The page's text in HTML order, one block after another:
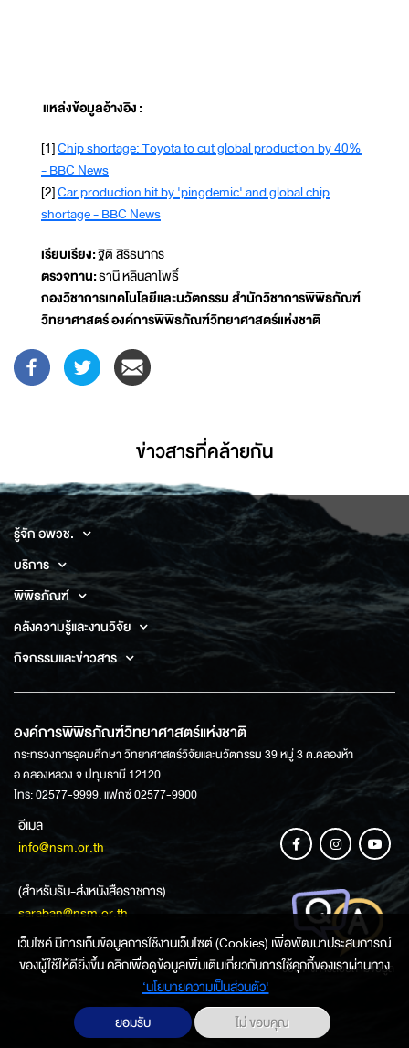
แหล่งข้อมูลอ้างอิง:
[1]Chip shortage: Toyota to cut global production by 40%
- BBC News
[2]Car production hit by 'pingdemic' and global chip
shortage - BBC News
เรียบเรียง:ฐิติ สิริธนากร
ตรวจทาน:ธานี หลินลาโพธิ์
กองวิชาการเทคโนโลยีและนวัตกรรม สำนักวิชาการพิพิธภัณฑ์
วิทยาศาสตร์ องค์การพิพิธภัณฑ์วิทยาศาสตร์แห่งชาติ
ข่าวสารที่่คล้ายกัน
รู้จัก อพวช.
บริการ
พิพิธภัณฑ์
คลังความรู้และงานวิจัย
กิจกรรมและข่าวสาร
องค์การพิพิธภัณฑ์วิทยาศาสตร์แห่งชาติ
กระทรวงการอุดมศึกษา วิทยาศาสตร์วิจัยและนวัตกรรม 39 หมู่ 3 ต.คลองห้า
อ.คลองหลวง จ.ปทุมธานี 12120
โทร: 02577-9999, แฟกซ์ 02577-9900
อีเมล
info@nsm.or.th
(สำหรับรับ-ส่งหนังสือราชการ)
saraban@nsm.or.th
ช่องทางการสอบถามข้อมูล
เว็บไซค์ มีการเก็บข้อมูลการใช้งานเว็บไซต์ (Cookies) เพื่อพัฒนาประสบการณ์
ของผู้ใช้ให้ดียิ่งขึ้น คลิกเพื่อดูข้อมูลเพิ่มเติมเกี่ยวกับการใช้คุกกี้ของเราผ่านทาง
‘นโยบายความเป็นส่วนตัว'
ยอมรับ
ไม่ ขอบคุณ